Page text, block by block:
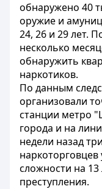
обнаружено 40
оружие и
24, 26 и 29 лет.
несколько
обнаружить
наркотиков.
По данным
организовали
станции метро
города и на
недели назад
сложности на
преступления.